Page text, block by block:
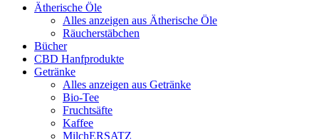
Ätherische Öle
Alles anzeigen aus Ätherische Öle
Räucherstäbchen
Bücher
CBD Hanfprodukte
Getränke
Alles anzeigen aus Getränke
Bio-Tee
Fruchtsäfte
Kaffee
MilchERSATZ